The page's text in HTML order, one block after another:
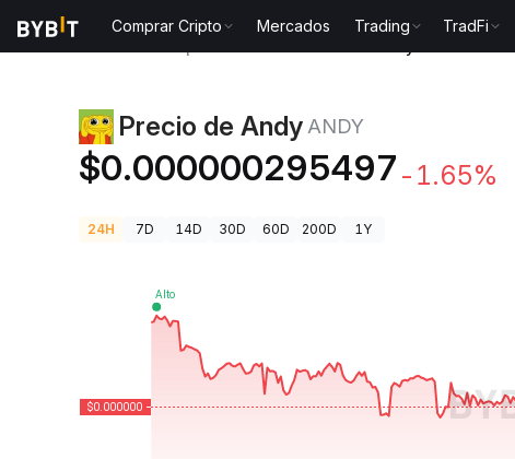
Comprar Cripto Mercados Trading TradFi
Precio de Andy ANDY
$0.000000295497 -1.65%
24H 7D 14D 30D 60D 200D 1Y